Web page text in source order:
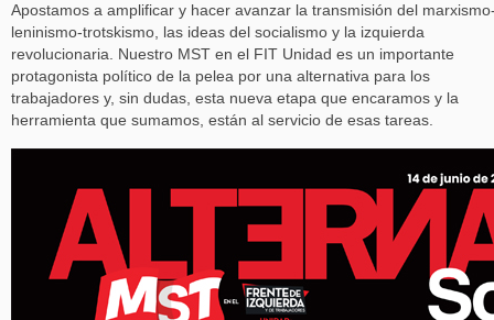
Apostamos a amplificar y hacer avanzar la transmisión del
leninismo-trotskismo, las ideas del socialismo y la izquierda
revolucionaria. Nuestro MST en el FIT Unidad es un importante
protagonista político de la pelea por una alternativa para los
trabajadores y, sin dudas, esta nueva etapa que encaramos y la
herramienta que sumamos, están al servicio de esas tareas.